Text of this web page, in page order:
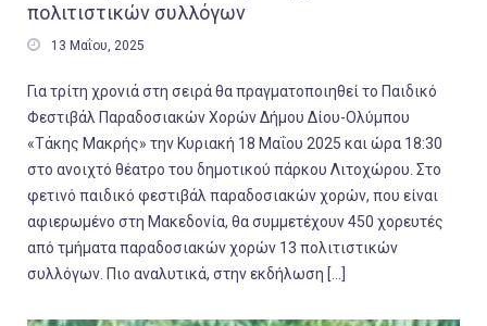
πολιτιστικών συλλόγων
 13 Μαΐου, 2025
Για τρίτη χρονιά στη σειρά θα πραγματοποιηθεί το Παιδικό
Φεστιβάλ Παραδοσιακών Χορών Δήμου Δίου-Ολύμπου
«Τάκης Μακρής» την Κυριακή 18 Μαΐου 2025 και ώρα 18:30
στο ανοιχτό θέατρο του δημοτικού πάρκου Λιτοχώρου. Στο
φετινό παιδικό φεστιβάλ παραδοσιακών χορών, που είναι
αφιερωμένο στη Μακεδονία, θα συμμετέχουν 450 χορευτές
από τμήματα παραδοσιακών χορών 13 πολιτιστικών
συλλόγων. Πιο αναλυτικά, στην εκδήλωση […]